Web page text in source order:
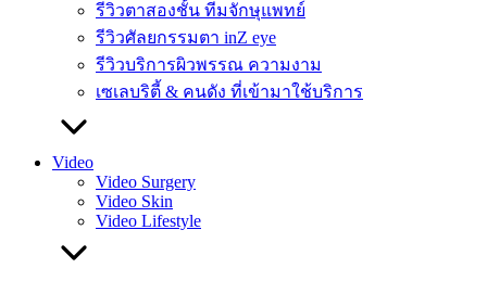
รีวิวตาสองชั้น ทีมจักษุแพทย์
รีวิวศัลยกรรมตา inZ eye
รีวิวบริการผิวพรรณ ความงาม
เซเลบริตี้ & คนดัง ที่เข้ามาใช้บริการ
Video
Video Surgery
Video Skin
Video Lifestyle